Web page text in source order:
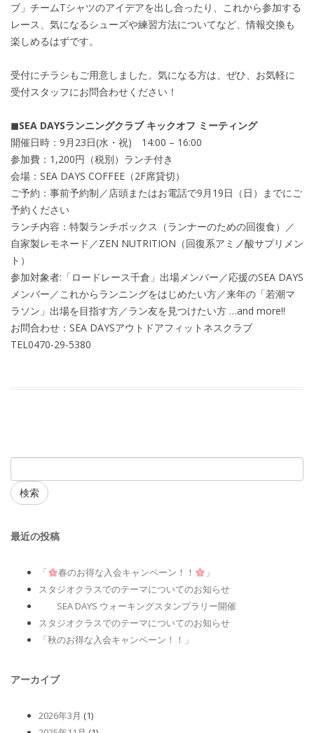
ブ」チームTシャツのアイデアを出し合ったり、これから参加する
レース、気になるシューズや練習方法についてなど、情報交換も
楽しめるはずです。
受付にチラシもご用意しました。気になる方は、ぜひ、お気軽に
受付スタッフにお問合わせください！
◼︎SEA DAYSランニングクラブ キックオフ ミーティング
開催日時：9月23日(水・祝) 14:00 – 16:00
参加費：1,200円（税別）ランチ付き
会場：SEA DAYS COFFEE（2F席貸切）
ご予約：事前予約制／店頭またはお電話で9月19日（日）までにご
予約ください
ランチ内容：特製ランチボックス（ランナーのための回復食）／
自家製レモネード／ZEN NUTRITION（回復系アミノ酸サプリメン
ト）
参加対象者:「ロードレース千倉」出場メンバー／応援のSEA DAYS
メンバー／これからランニングをはじめたい方／来年の「若潮マ
ラソン」出場を目指す方／ラン友を見つけたい方 …and more!!
お問合わせ：SEA DAYSアウトドアフィットネスクラブ
TEL0470-29-5380
検索
最近の投稿
「 春のお得な入会キャンペーン！！
」
スタジオクラスでのテーマについてのお知らせ
SEA DAYS ウォーキングスタンプラリー開催
スタジオクラスでのテーマについてのお知らせ
「秋のお得な入会キャンペーン！！」
アーカイブ
2026年3月 (1)